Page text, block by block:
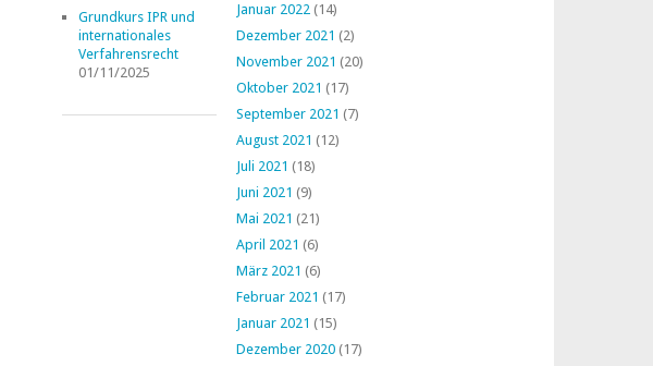
Grundkurs IPR und
internationales
Verfahrensrecht
01/11/2025
Januar 2022 (14)
Dezember 2021 (2)
November 2021 (20)
Oktober 2021 (17)
September 2021 (7)
August 2021 (12)
Juli 2021 (18)
Juni 2021 (9)
Mai 2021 (21)
April 2021 (6)
März 2021 (6)
Februar 2021 (17)
Januar 2021 (15)
Dezember 2020 (17)